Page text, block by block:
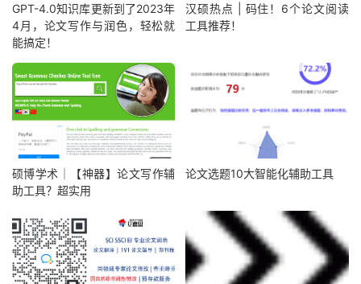
GPT-4.0知识库更新到了2023年
4月，论文写作与润色，轻松就
能搞定！
汉硕热点 | 码住！6个论文阅读
工具推荐！
硕博学术｜【神器】论文写作辅
助工具？超实用
论文选题10大智能化辅助工具